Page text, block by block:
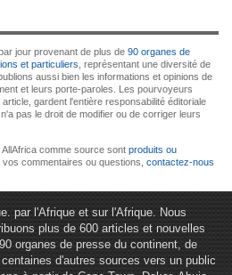
jour provenant de plus de 90 organes de
et particuliers , représentant une diversité de
aussi bien les informations et opinions de
et leurs porte-paroles. Les pourvoyeurs
gardent l'entière responsabilité éditoriale
pas le droit de modifier ou de corriger leurs
comme source sont produits ou
vos commentaires ou questions, contactez-nous
par l'Afrique et sur l'Afrique. Nous
plus de 600 articles et nouvelles
organes de presse du continent, de
d'autres sources vers un public